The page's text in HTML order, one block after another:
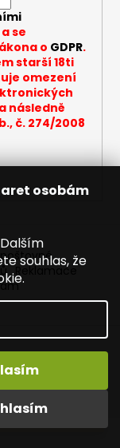
osobám
souhlas, že
ze světa
EURO!
se
o GDPR.
starší 18ti
omezení
následně
č. 274/2008
Reklamace
na e-cigarety
cookies